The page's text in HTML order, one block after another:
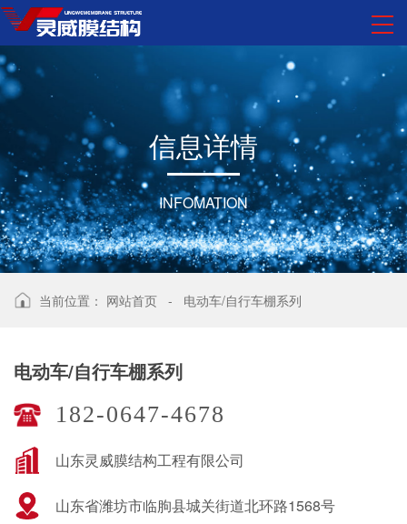
信息详情
INFOMATION
当前位置： 网站首页 - 电动车/自行车棚系列
电动车/自行车棚系列
182-0647-4678
山东灵威膜结构工程有限公司
山东省潍坊市临朐县城关街道北环路1568号